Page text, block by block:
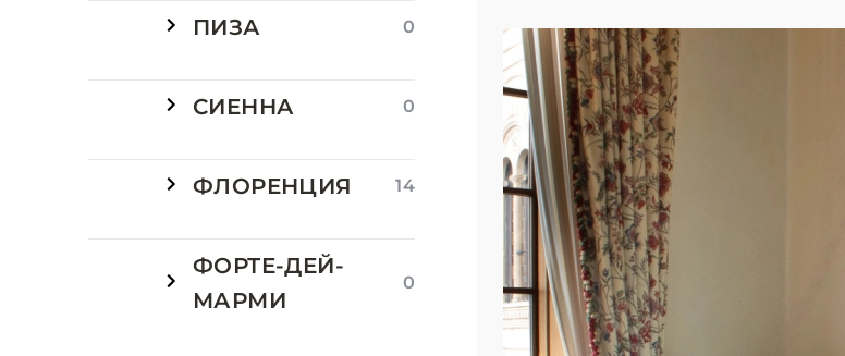
ПИЗА 0
СИЕННА 0
ФЛОРЕНЦИЯ 14
ФОРТЕ-ДЕЙ-
МАРМИ
0